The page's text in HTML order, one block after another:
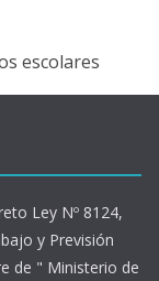
escolares
Ley Nº 8124,
y Previsión
de " Ministerio de